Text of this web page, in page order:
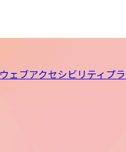
ウェブアクセシビリティ プ